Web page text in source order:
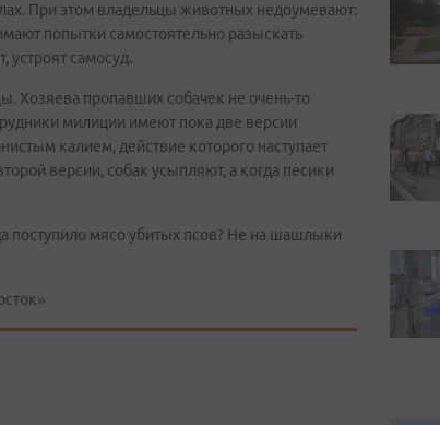
При этом владельцы животных недоумевают:
попытки самостоятельно разыскать
самосуд.
Хозяева пропавших собачек не очень-то
милиции имеют пока две версии
калием, действие которого наступает
версии, собак усыпляют, а когда песики
поступило мясо убитых псов? Не на шашлыки